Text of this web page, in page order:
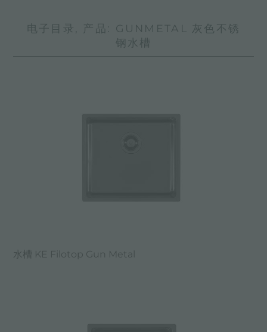
电子目录, 产品: GUNMETAL 灰色不锈
钢水槽
水槽 KE Filotop Gun Metal